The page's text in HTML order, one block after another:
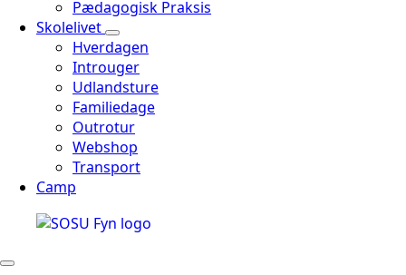
Pædagogisk Praksis
Skolelivet
Hverdagen
Introuger
Udlandsture
Familiedage
Outrotur
Webshop
Transport
Camp